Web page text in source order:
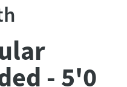
- 5'0